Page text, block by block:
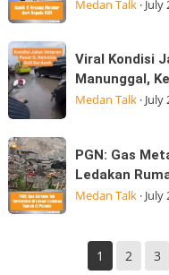
Terasa
di
Medan
Gempa
Mundur
dari
kepala
BGN
Kepala
Gizi
Nasional
(BGN) Nanik
Medan Talk· July
Viral
Kondisi
Jalan
Veteran,
Pasar
9
Desa
Manunggal,
Viral Kondisi
Manunggal,
Medan Talk· July
PGN:
Gas
Metana
Tak
PGN: Gas
Ledakan
Medan Talk· July
1 2 3